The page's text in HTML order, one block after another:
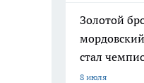
Золотой
стал
8 июля